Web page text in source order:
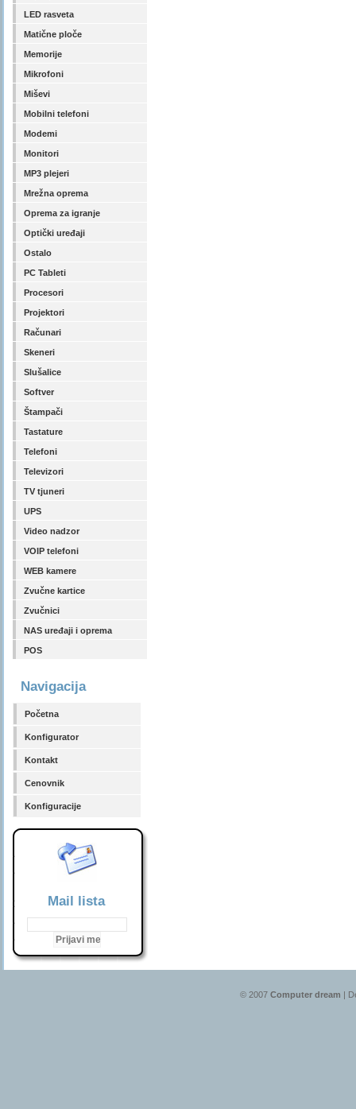
LED rasveta
Matične ploče
Memorije
Mikrofoni
Miševi
Mobilni telefoni
Modemi
Monitori
MP3 plejeri
Mrežna oprema
Oprema za igranje
Optički uređaji
Ostalo
PC Tableti
Procesori
Projektori
Računari
Skeneri
Slušalice
Softver
Štampači
Tastature
Telefoni
Televizori
TV tjuneri
UPS
Video nadzor
VOIP telefoni
WEB kamere
Zvučne kartice
Zvučnici
NAS uređaji i oprema
POS
Navigacija
Početna
Konfigurator
Kontakt
Cenovnik
Konfiguracije
Mail lista
© 2007 Computer dream |